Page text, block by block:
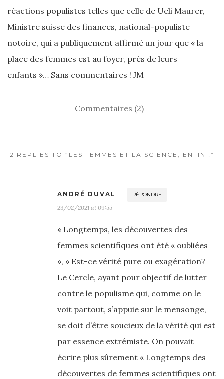
réactions populistes telles que celle de Ueli Maurer,
Ministre suisse des finances, national-populiste
notoire, qui a publiquement affirmé un jour que « la
place des femmes est au foyer, près de leurs
enfants »… Sans commentaires ! JM
Commentaires (2)
2 REPLIES TO “LES FEMMES ET LA SCIENCE, ENFIN !”
ANDRÉ DUVAL RÉPONDRE
23/02/2021 at 09:55
« Longtemps, les découvertes des
femmes scientifiques ont été « oubliées
», » Est-ce vérité pure ou exagération?
Le Cercle, ayant pour objectif de lutter
contre le populisme qui, comme on le
voit partout, s’appuie sur le mensonge,
se doit d’être soucieux de la vérité qui est
par essence extrémiste. On pouvait
écrire plus sûrement « Longtemps des
découvertes de femmes scientifiques ont